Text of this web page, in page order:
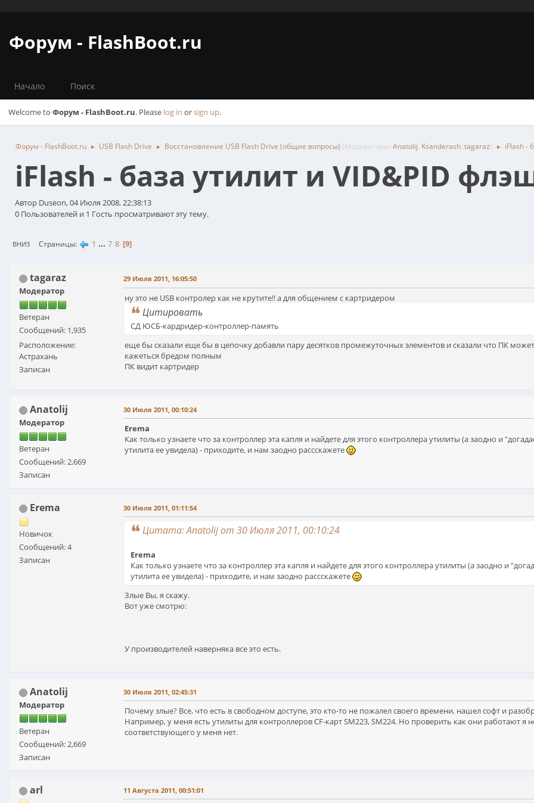
Форум - FlashBoot.ru
Начало Поиск
Welcome to Форум - FlashBoot.ru. Please log in orsign up.
Форум - FlashBoot.ru ► USB Flash Drive ► Восстановление USB Flash Drive (общие вопросы) (Модераторы: Anatolij, Ksanderash, tagaraz) ► iFlash -
iFlash - база утилит и VID&PID
Автор Duseon, 04 Июля 2008, 22:38:13
0 Пользователей и 1 Гость просматривают эту тему.
ВНИЗ Страницы 1 ... 7 8 9
tagaraz
Модератор
Ветеран
Сообщений: 1,935
Расположение:
Астрахань
Записан
29 Июля 2011, 16:05:50
ну это не USB контролер как не крутите!! а для общением с картридером
Цитировать
СД ЮСБ-кардридер-контроллер-память
еще бы сказали еще бы в цепочку добавли пару десятков промежуточных элементов и сказали что ПК
кажеться бредом полным
ПК видит картридер
Anatolij
Модератор
Ветеран
Сообщений: 2,669
Записан
30 Июля 2011, 00:10:24
Erema
Как только узнаете что за контроллер эта капля и найдете для этого контроллера утилиты (а заодно и
утилита ее увидела) - приходите, и нам заодно рассскажете
Erema
Новичок
Сообщений: 4
Записан
30 Июля 2011, 01:11:54
Цитата: Anatolij от 30 Июля 2011, 00:10:24
Erema
Как только узнаете что за контроллер эта капля и найдете для этого контроллера утилиты (а заодно и
утилита ее увидела) - приходите, и нам заодно рассскажете
Злые Вы, я скажу.
Вот уже смотрю:
У производителей наверняка все это есть.
Anatolij
Модератор
Ветеран
Сообщений: 2,669
Записан
30 Июля 2011, 02:45:31
Почему злые? Все, что есть в свободном доступе, это кто-то не пожалел своего времени, нашел софт и
Например, у меня есть утилиты для контроллеров CF-карт SM223, SM224. Но проверить как они работают я
соответствующего у меня нет.
arl 11 Августа 2011, 00:51:01